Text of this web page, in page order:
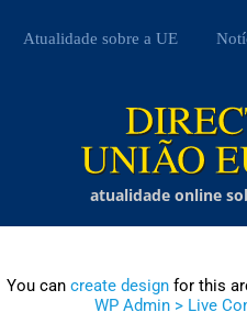
Atualidade sobre a UE
atualidade online
You can create designfor this
WP Admin > Live